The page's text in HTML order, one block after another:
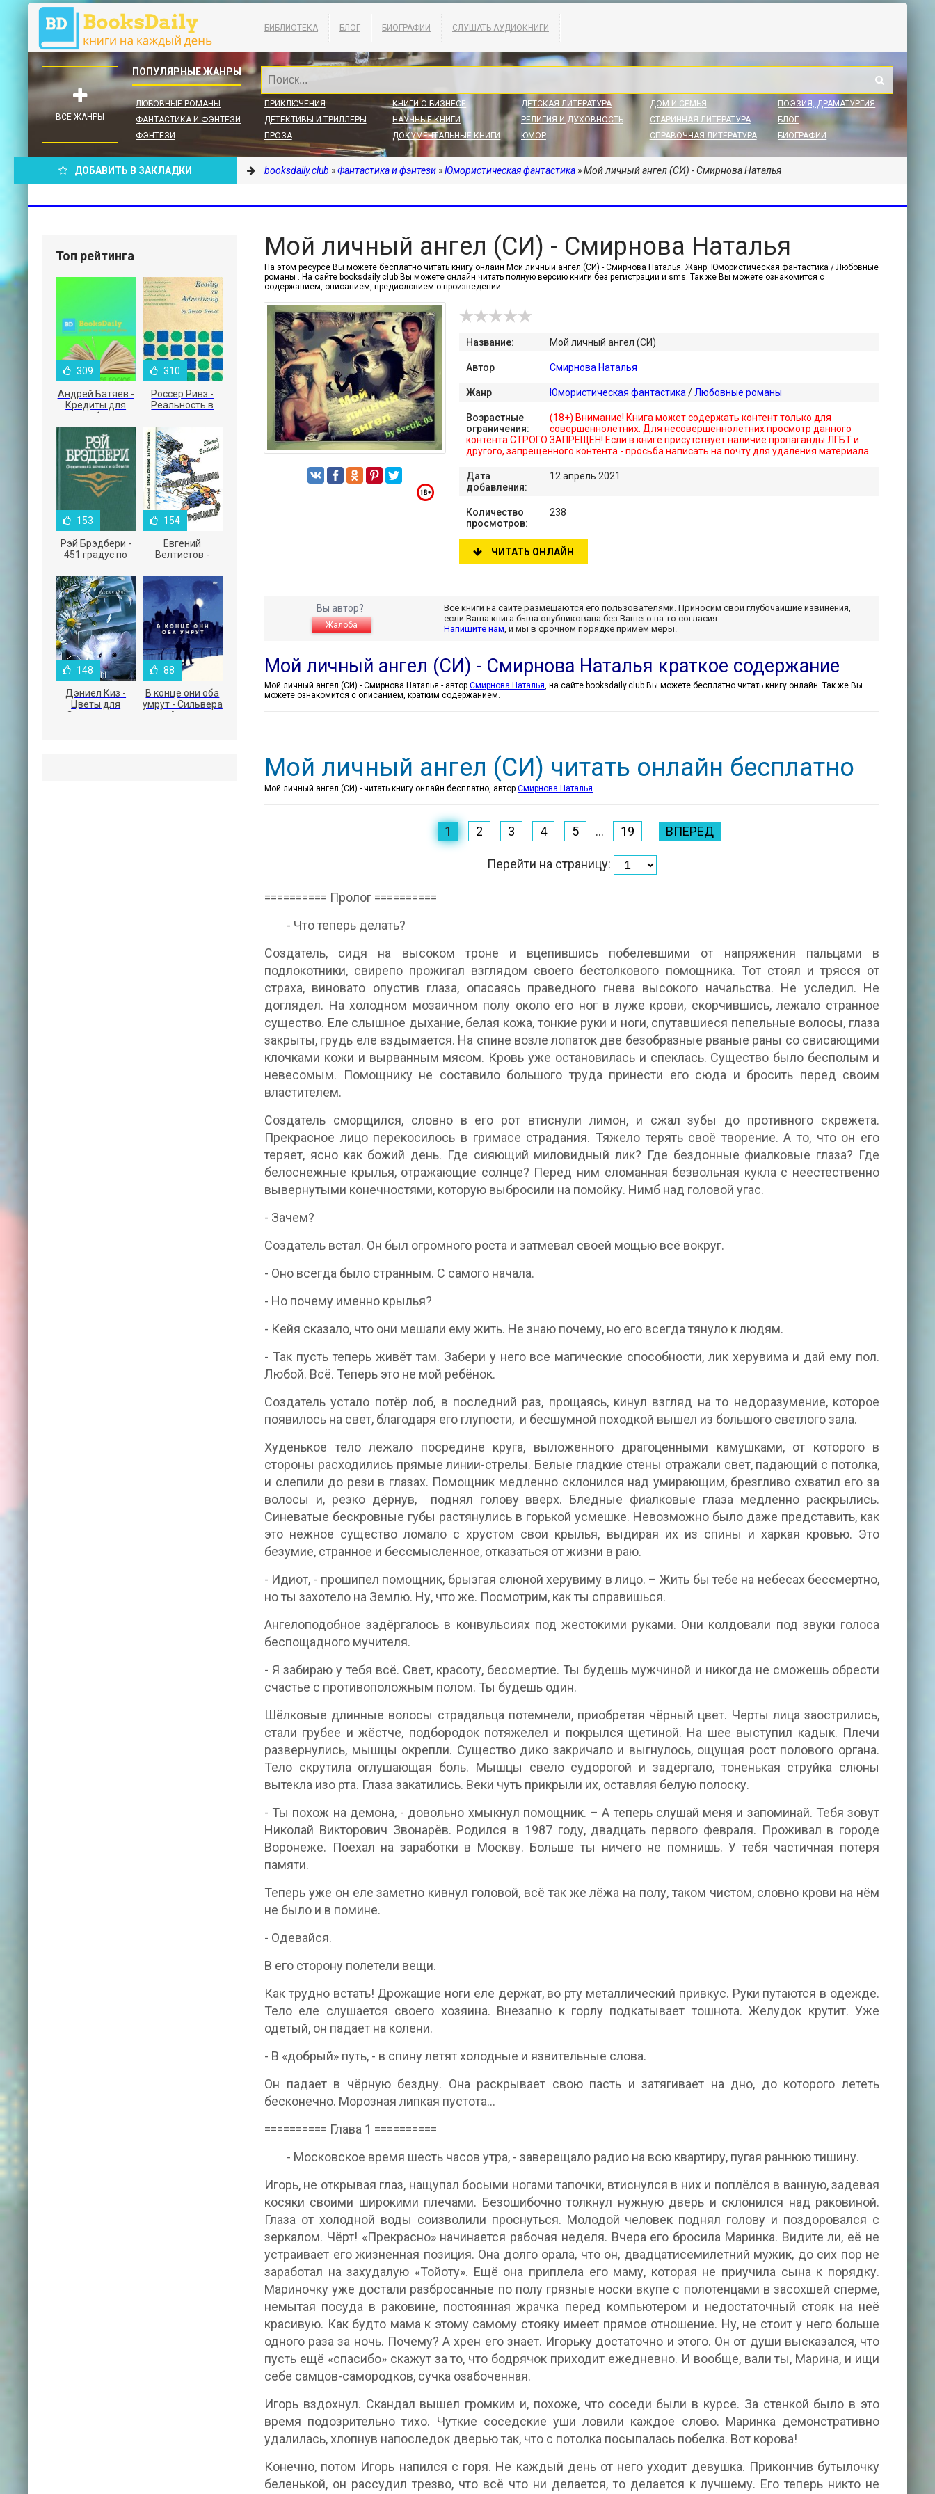
БИБЛИОТЕКА БЛОГ БИОГРАФИИ СЛУШАТЬ АУДИОКНИГИ
ЛЮБОВНЫЕ РОМАНЫ
ФАНТАСТИКА И ФЭНТЕЗИ
ФЭНТЕЗИ
ПРИКЛЮЧЕНИЯ
ДЕТЕКТИВЫ И ТРИЛЛЕРЫ
ПРОЗА
КНИГИ О БИЗНЕСЕ
НАУЧНЫЕ КНИГИ
ДОКУМЕНТАЛЬНЫЕ КНИГИ
ДЕТСКАЯ ЛИТЕРАТУРА
РЕЛИГИЯ И ДУХОВНОСТЬ
ЮМОР
ДОМ И СЕМЬЯ
СТАРИННАЯ ЛИТЕРАТУРА
СПРАВОЧНАЯ ЛИТЕРАТУРА
ПОЭЗИЯ, ДРАМАТУРГИЯ
БЛОГ
БИОГРАФИИ
ВСЕ ЖАНРЫ
ДОБАВИТЬ В ЗАКЛАДКИ booksdaily.club »Фантастика и фэнтези»Юмористическая фантастика» Мой личный ангел (СИ) - Смирнова Наталья
Мой личный ангел (СИ) - Смирнова Наталья
На этом ресурсе Вы можете бесплатно читать книгу онлайн Мой личный ангел (СИ) - Смирнова Наталья. Жанр: Юмористическая фантастика / Любовные
романы . На сайте booksdaily.club Вы можете онлайн читать полную версию книги без регистрации и sms. Так же Вы можете ознакомится с
содержанием, описанием, предисловием о произведении
Название: Мой личный ангел (СИ)
Автор Смирнова Наталья
Жанр Юмористическая фантастика / Любовные романы
Возрастные
ограничения:
(18+) Внимание! Книга может содержать контент только для
совершеннолетних. Для несовершеннолетних просмотр данного
контента СТРОГО ЗАПРЕЩЕН! Если в книге присутствует наличие пропаганды ЛГБТ и
другого, запрещенного контента - просьба написать на почту для удаления материала.
Дата
добавления:
12 апрель 2021
Количество
просмотров:
238
ЧИТАТЬ ОНЛАЙН
Вы автор?
Жалоба
Все книги на сайте размещаются его пользователями. Приносим свои глубочайшие извинения,
если Ваша книга была опубликована без Вашего на то согласия.
Напишите нам, и мы в срочном порядке примем меры.
Мой личный ангел (СИ) - Смирнова Наталья краткое содержание
Мой личный ангел (СИ) - Смирнова Наталья - автор Смирнова Наталья, на сайте booksdaily.club Вы можете бесплатно читать книгу онлайн. Так же Вы
можете ознакомится с описанием, кратким содержанием.
Мой личный ангел (СИ) читать онлайн бесплатно
Мой личный ангел (СИ) - читать книгу онлайн бесплатно, автор Смирнова Наталья
1 2 3 4 5 ... 19 ВПЕРЕД
Перейти на страницу:
========== Пролог ==========
- Что теперь делать?
Создатель, сидя на высоком троне и вцепившись побелевшими от напряжения пальцами в
подлокотники, свирепо прожигал взглядом своего бестолкового помощника. Тот стоял и трясся от
страха, виновато опустив глаза, опасаясь праведного гнева высокого начальства. Не уследил. Не
доглядел. На холодном мозаичном полу около его ног в луже крови, скорчившись, лежало странное
существо. Еле слышное дыхание, белая кожа, тонкие руки и ноги, спутавшиеся пепельные волосы, глаза
закрыты, грудь еле вздымается. На спине возле лопаток две безобразные рваные раны со свисающими
клочками кожи и вырванным мясом. Кровь уже остановилась и спеклась. Существо было бесполым и
невесомым. Помощнику не составило большого труда принести его сюда и бросить перед своим
властителем.
Создатель сморщился, словно в его рот втиснули лимон, и сжал зубы до противного скрежета.
Прекрасное лицо перекосилось в гримасе страдания. Тяжело терять своё творение. А то, что он его
теряет, ясно как божий день. Где сияющий миловидный лик? Где бездонные фиалковые глаза? Где
белоснежные крылья, отражающие солнце? Перед ним сломанная безвольная кукла с неестественно
вывернутыми конечностями, которую выбросили на помойку. Нимб над головой угас.
- Зачем?
Создатель встал. Он был огромного роста и затмевал своей мощью всё вокруг.
- Оно всегда было странным. С самого начала.
- Но почему именно крылья?
- Кейя сказало, что они мешали ему жить. Не знаю почему, но его всегда тянуло к людям.
- Так пусть теперь живёт там. Забери у него все магические способности, лик херувима и дай ему пол.
Любой. Всё. Теперь это не мой ребёнок.
Создатель устало потёр лоб, в последний раз, прощаясь, кинул взгляд на то недоразумение, которое
появилось на свет, благодаря его глупости, и бесшумной походкой вышел из большого светлого зала.
Худенькое тело лежало посредине круга, выложенного драгоценными камушками, от которого в
стороны расходились прямые линии-стрелы. Белые гладкие стены отражали свет, падающий с потолка,
и слепили до рези в глазах. Помощник медленно склонился над умирающим, брезгливо схватил его за
волосы и, резко дёрнув, поднял голову вверх. Бледные фиалковые глаза медленно раскрылись.
Синеватые бескровные губы растянулись в горькой усмешке. Невозможно было даже представить, как
это нежное существо ломало с хрустом свои крылья, выдирая их из спины и харкая кровью. Это
безумие, странное и бессмысленное, отказаться от жизни в раю.
- Идиот, - прошипел помощник, брызгая слюной херувиму в лицо. – Жить бы тебе на небесах бессмертно,
но ты захотело на Землю. Ну, что же. Посмотрим, как ты справишься.
Ангелоподобное задёргалось в конвульсиях под жестокими руками. Они колдовали под звуки голоса
беспощадного мучителя.
- Я забираю у тебя всё. Свет, красоту, бессмертие. Ты будешь мужчиной и никогда не сможешь обрести
счастье с противоположным полом. Ты будешь один.
Шёлковые длинные волосы страдальца потемнели, приобретая чёрный цвет. Черты лица заострились,
стали грубее и жёстче, подбородок потяжелел и покрылся щетиной. На шее выступил кадык. Плечи
развернулись, мышцы окрепли. Существо дико закричало и выгнулось, ощущая рост полового органа.
Тело скрутила оглушающая боль. Мышцы свело судорогой и задёргало, тоненькая струйка слюны
вытекла изо рта. Глаза закатились. Веки чуть прикрыли их, оставляя белую полоску.
- Ты похож на демона, - довольно хмыкнул помощник. – А теперь слушай меня и запоминай. Тебя зовут
Николай Викторович Звонарёв. Родился в 1987 году, двадцать первого февраля. Проживал в городе
Воронеже. Поехал на заработки в Москву. Больше ты ничего не помнишь. У тебя частичная потеря
памяти.
Теперь уже он еле заметно кивнул головой, всё так же лёжа на полу, таком чистом, словно крови на нём
не было и в помине.
- Одевайся.
В его сторону полетели вещи.
Как трудно встать! Дрожащие ноги еле держат, во рту металлический привкус. Руки путаются в одежде.
Тело еле слушается своего хозяина. Внезапно к горлу подкатывает тошнота. Желудок крутит. Уже
одетый, он падает на колени.
- В «добрый» путь, - в спину летят холодные и язвительные слова.
Он падает в чёрную бездну. Она раскрывает свою пасть и затягивает на дно, до которого лететь
бесконечно. Морозная липкая пустота…
========== Глава 1 ==========
- Московское время шесть часов утра, - заверещало радио на всю квартиру, пугая раннюю тишину.
Игорь, не открывая глаз, нащупал босыми ногами тапочки, втиснулся в них и поплёлся в ванную, задевая
косяки своими широкими плечами. Безошибочно толкнул нужную дверь и склонился над раковиной.
Глаза от холодной воды соизволили проснуться. Молодой человек поднял голову и поздоровался с
зеркалом. Чёрт! «Прекрасно» начинается рабочая неделя. Вчера его бросила Маринка. Видите ли, её не
устраивает его жизненная позиция. Она долго орала, что он, двадцатисемилетний мужик, до сих пор не
заработал на захудалую «Тойоту». Ещё она приплела его маму, которая не приучила сына к порядку.
Мариночку уже достали разбросанные по полу грязные носки вкупе с полотенцами в засохшей сперме,
немытая посуда в раковине, постоянная жрачка перед компьютером и недостаточный стояк на неё
красивую. Как будто мама к этому самому стояку имеет прямое отношение. Ну, не стоит у него больше
одного раза за ночь. Почему? А хрен его знает. Игорьку достаточно и этого. Он от души высказался, что
пусть ещё «спасибо» скажут за то, что бодрячок приходит ежедневно. И вообще, вали ты, Марина, и ищи
себе самцов-самородков, сучка озабоченная.
Игорь вздохнул. Скандал вышел громким и, похоже, что соседи были в курсе. За стенкой было в это
время подозрительно тихо. Чуткие соседские уши ловили каждое слово. Маринка демонстративно
удалилась, хлопнув напоследок дверью так, что с потолка посыпалась побелка. Вот корова!
Конечно, потом Игорь напился с горя. Не каждый день от него уходит девушка. Прикончив бутылочку
беленькой, он рассудил трезво, что всё что ни делается, то делается к лучшему. Его теперь никто не
Топ рейтинга
309
Андрей Батяев -
Кредиты для
малого бизнеса
310
Россер Ривз -
Реальность в
153
Рэй Брэдбери -
451 градус по
Фаренгейту
154
Евгений
Велтистов -
Приключения
Электроника
148
Дэниел Киз -
Цветы для
Элджернона
88
В конце они оба
умрут - Сильвера
Адам